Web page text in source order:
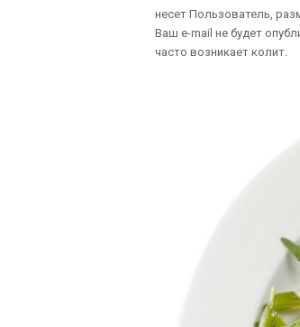
несет Пользователь,
Ваш e-mail не будет
часто возникает колит.